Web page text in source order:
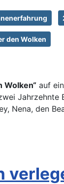
den Wolken
Wolken“ auf
Nena, den